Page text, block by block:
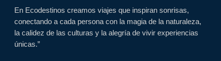
En Ecodestinos creamos viajes que inspiran sonrisas,
conectando a cada persona con la magia de la naturaleza,
la calidez de las culturas y la alegría de vivir experiencias
únicas.”